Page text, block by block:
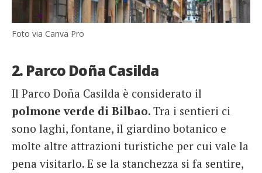
Foto via Canva Pro
2. Parco Doña Casilda
Il Parco Doña Casilda è considerato il
polmone verde di Bilbao. Tra i sentieri ci
sono laghi, fontane, il giardino botanico e
molte altre attrazioni turistiche per cui vale la
pena visitarlo. E se la stanchezza si fa sentire,